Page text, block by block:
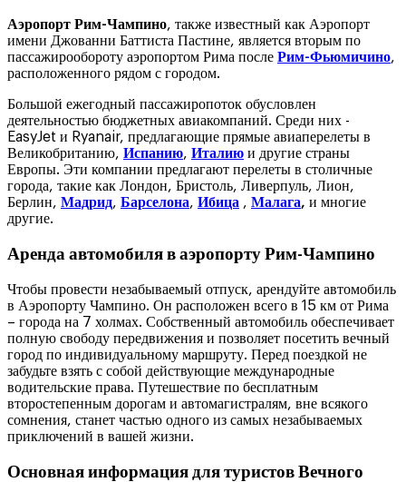
Аэропорт Рим-Чампино, также известный как Аэропорт
имени Джованни Баттиста Пастине, является вторым по
пассажирообороту аэропортом Рима после Рим-Фьюмичино,
расположенного рядом с городом.
Большой ежегодный пассажиропоток обусловлен
деятельностью бюджетных авиакомпаний. Среди них -
EasyJet и Ryanair, предлагающие прямые авиаперелеты в
Великобританию, Испанию, Италию и другие страны
Европы. Эти компании предлагают перелеты в столичные
города, такие как Лондон, Бристоль, Ливерпуль, Лион,
Берлин, Мадрид, Барселона, Ибица , Малага, и многие
другие.
Аренда автомобиля в аэропорту Рим-Чампино
Чтобы провести незабываемый отпуск, арендуйте автомобиль
в Аэропорту Чампино. Он расположен всего в 15 км от Рима
– города на 7 холмах. Собственный автомобиль обеспечивает
полную свободу передвижения и позволяет посетить вечный
город по индивидуальному маршруту. Перед поездкой не
забудьте взять с собой действующие международные
водительские права. Путешествие по бесплатным
второстепенным дорогам и автомагистралям, вне всякого
сомнения, станет частью одного из самых незабываемых
приключений в вашей жизни.
Основная информация для туристов Вечного